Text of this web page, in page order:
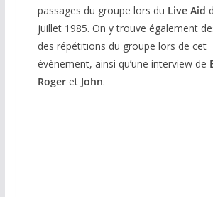
passages du groupe lors du Live Aid
juillet 1985. On y trouve également
des répétitions du groupe lors de cet
évènement, ainsi qu’une interview de
Rogeret John.